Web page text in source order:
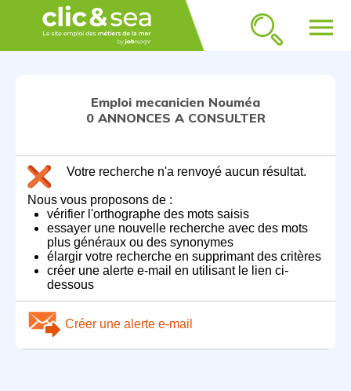
menu
Emploi mecanicien Nouméa
0 ANNONCES A CONSULTER
Votre recherche n'a renvoyé aucun résultat.
Nous vous proposons de :
vérifier l'orthographe des mots saisis
essayer une nouvelle recherche avec des mots
plus généraux ou des synonymes
élargir votre recherche en supprimant des critères
créer une alerte e-mail en utilisant le lien ci-
dessous
Créer une alerte e-mail